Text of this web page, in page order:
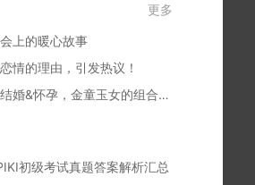
更多
上的暖心故事
情的理由，引发热议！
朴信惠、崔泰俊结婚&怀孕，金童玉女的组合结成正果！
初级考试真题答案解析汇总